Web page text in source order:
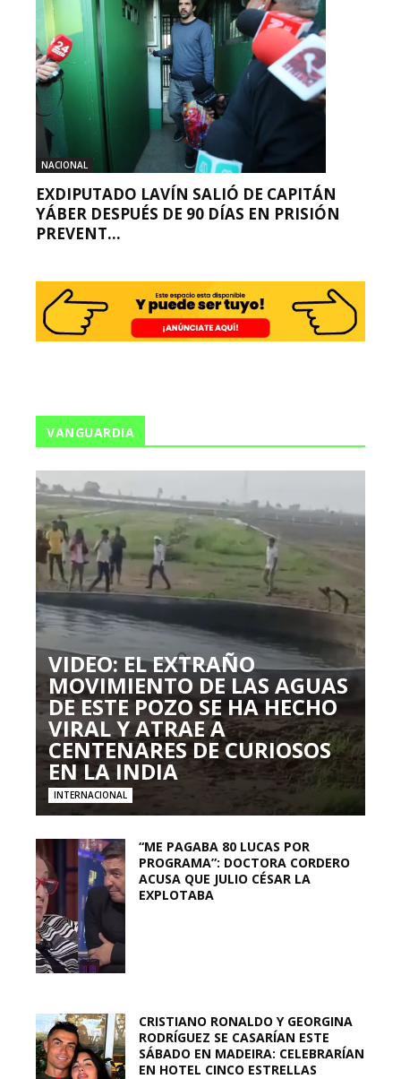
NACIONAL
EXDIPUTADO LAVÍN SALIÓ DE CAPITÁN
YÁBER DESPUÉS DE 90 DÍAS EN PRISIÓN
PREVENT...
VANGUARDIA
VIDEO: EL EXTRAÑO
MOVIMIENTO DE LAS AGUAS
DE ESTE POZO SE HA HECHO
VIRAL Y ATRAE A
CENTENARES DE CURIOSOS
EN LA INDIA
INTERNACIONAL
“ME PAGABA 80 LUCAS POR
PROGRAMA”: DOCTORA CORDERO
ACUSA QUE JULIO CÉSAR LA
EXPLOTABA
CRISTIANO RONALDO Y GEORGINA
RODRÍGUEZ SE CASARÍAN ESTE
SÁBADO EN MADEIRA: CELEBRARÍAN
EN HOTEL CINCO ESTRELLAS